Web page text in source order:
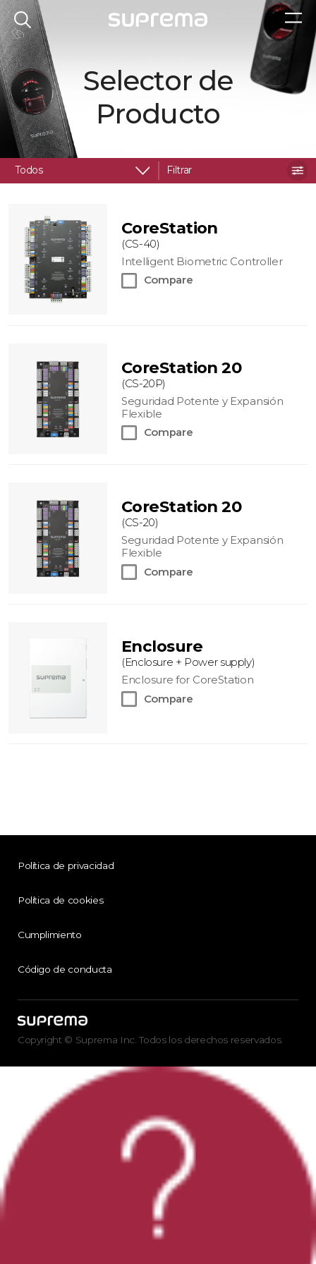
Selector de
Producto
Todos Filtrar
CoreStation
(CS-40)
Intelligent Biometric Controller
Compare
CoreStation 20
(CS-20P)
Seguridad Potente y Expansión
Flexible
Compare
CoreStation 20
(CS-20)
Seguridad Potente y Expansión
Flexible
Compare
Enclosure
(Enclosure + Power supply)
Enclosure for CoreStation
Compare
Política de privacidad
Política de cookies
Cumplimiento
Código de conducta
Copyright © Suprema Inc. Todos los derechos reservados.